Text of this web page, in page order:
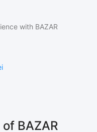
with BAZAR
BAZAR